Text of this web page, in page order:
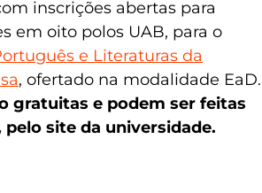
inscrições abertas para
em oito polos UAB, para o
e Literaturas da
, ofertado na modalidade EaD.
gratuitas e podem ser feitas
pelo site da universidade.